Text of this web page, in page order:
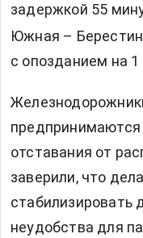
задержкой 55
Южная –
с опозданием на 1
отставания от
заверили, что
стабилизировать
неудобства для